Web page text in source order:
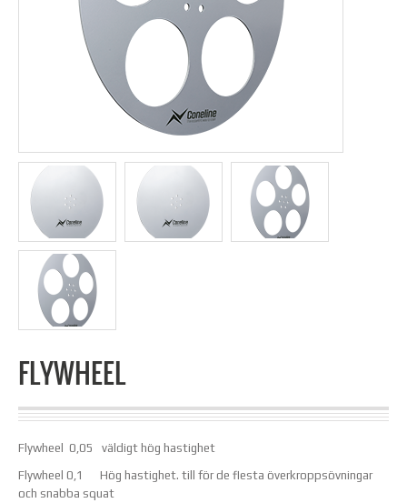
FLYWHEEL
Flywheel 0,05 väldigt hög hastighet
Flywheel 0,1 Hög hastighet. till för de flesta överkroppsövningar
och snabba squat